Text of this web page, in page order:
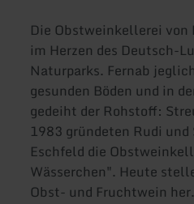
Die Obstweinkellerei
im Herzen des Deutsch-
Naturparks. Fernab
gesunden Böden und in
gedeiht der Rohstoff:
1983 gründeten Rudi und
Eschfeld die
Wässerchen". Heute
Obst- und Fruchtwein her.